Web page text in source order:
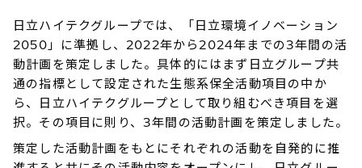
日立ハイテクグループでは、「日立環境イノベーション
2050」に準拠し、2022年から2024年までの3年間の活
動計画を策定しました。具体的にはまず日立グループ共
通の指標として設定された生態系保全活動項目の中か
ら、日立ハイテクグループとして取り組むべき項目を選
択。その項目に則り、3年間の活動計画を策定しました。
策定した活動計画をもとにそれぞれの活動を自発的に推